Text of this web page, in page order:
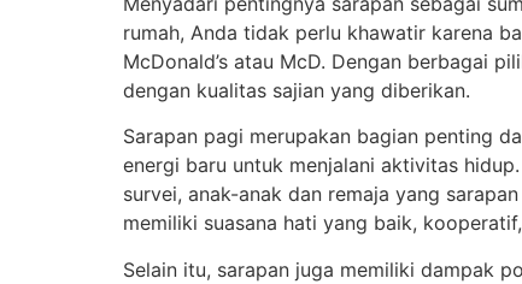
rumah, Anda tidak perlu khawatir karena
McDonald’s atau McD. Dengan berbagai
dengan kualitas sajian yang diberikan.
Sarapan pagi merupakan bagian penting
energi baru untuk menjalani aktivitas
survei, anak-anak dan remaja yang
memiliki suasana hati yang baik,
Selain itu, sarapan juga memiliki dampak